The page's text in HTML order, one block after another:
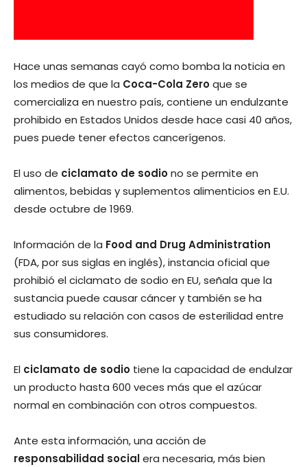
Hace unas semanas cayó como bomba la noticia en
los medios de que la Coca-Cola Zeroque se
comercializa en nuestro paí­s, contiene un endulzante
prohibido en Estados Unidos desde hace casi 40 años,
pues puede tener efectos cancerí­genos.
El uso de ciclamato de sodiono se permite en
alimentos, bebidas y suplementos alimenticios en E.U.
desde octubre de 1969.
Información de la Food and Drug Administration
(FDA, por sus siglas en inglés), instancia oficial que
prohibió el ciclamato de sodio en EU, señala que la
sustancia puede causar cáncer y también se ha
estudiado su relación con casos de esterilidad entre
sus consumidores.
El ciclamato de sodio tiene la capacidad de endulzar
un producto hasta 600 veces más que el azúcar
normal en combinación con otros compuestos.
Ante esta información, una acción de
responsabilidad socialera necesaria, más bien